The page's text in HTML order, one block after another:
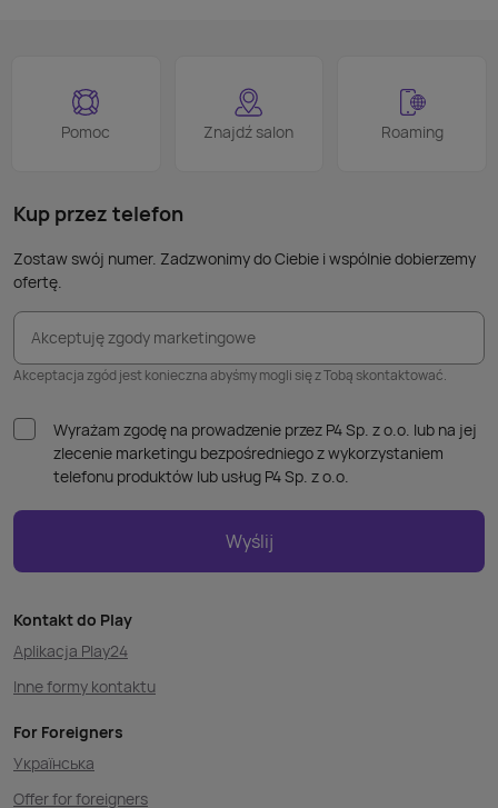
Pomoc Znajdź salon Roaming
Kup przez telefon
Zostaw swój numer. Zadzwonimy do Ciebie i wspólnie dobierzemy
ofertę.
Akceptuję zgody marketingowe
Akceptacja zgód jest konieczna abyśmy mogli się z Tobą skontaktować.
Wyrażam zgodę na prowadzenie przez P4 Sp. z o.o. lub na jej
zlecenie marketingu bezpośredniego z wykorzystaniem
telefonu produktów lub usług P4 Sp. z o.o.
Wyślij
Kontakt do Play
Aplikacja Play24
Inne formy kontaktu
For Foreigners
Українська
Offer for foreigners